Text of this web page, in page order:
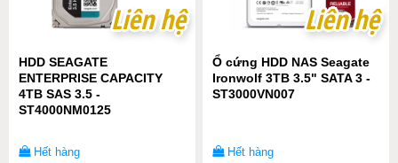
Liên hệ
Liên hệ
HDD SEAGATE
ENTERPRISE CAPACITY
4TB SAS 3.5 -
ST4000NM0125
Hết hàng
Liên hệ
Liên hệ
Ổ cứng HDD NAS Seagate
Ironwolf 3TB 3.5" SATA 3 -
ST3000VN007
Hết hàng